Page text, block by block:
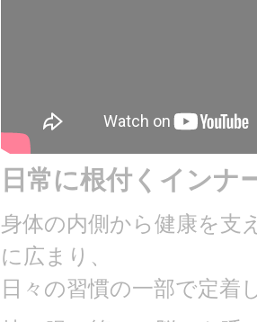
日常に根付くインナ
身体の内側から健康を支
に広まり、
日々の習慣の一部で定着